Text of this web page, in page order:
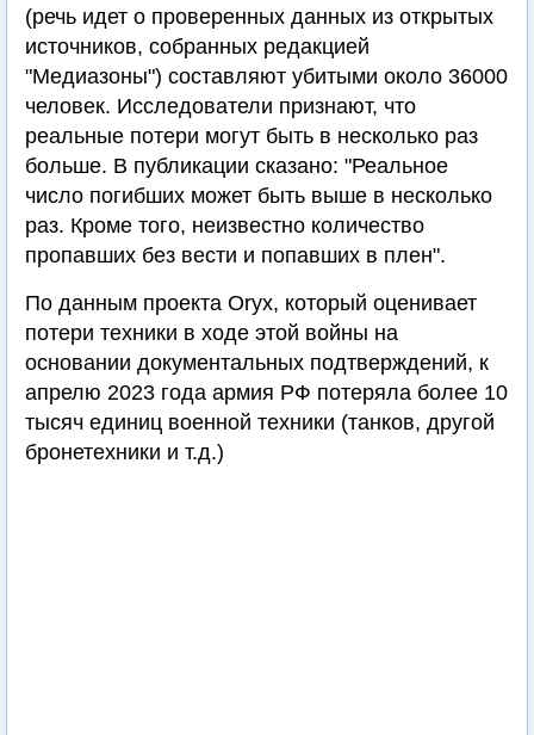
(речь идет о проверенных данных из открытых
источников, собранных редакцией
"Медиазоны") составляют убитыми около 36000
человек. Исследователи признают, что
реальные потери могут быть в несколько раз
больше. В публикации сказано: "Реальное
число погибших может быть выше в несколько
раз. Кроме того, неизвестно количество
пропавших без вести и попавших в плен".
По данным проекта Oryx, который оценивает
потери техники в ходе этой войны на
основании документальных подтверждений, к
апрелю 2023 года армия РФ потеряла более 10
тысяч единиц военной техники (танков, другой
бронетехники и т.д.)